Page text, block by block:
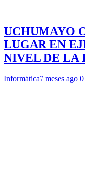
UCHUMAYO
LUGAR EN
NIVEL DE LA
Informática7 meses ago 0